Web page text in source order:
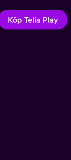
Köp Telia Play